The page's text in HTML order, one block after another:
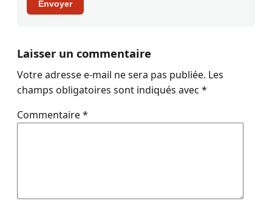
Envoyer
Laisser un commentaire
Votre adresse e-mail ne sera pas publiée. Les
champs obligatoires sont indiqués avec *
Commentaire*